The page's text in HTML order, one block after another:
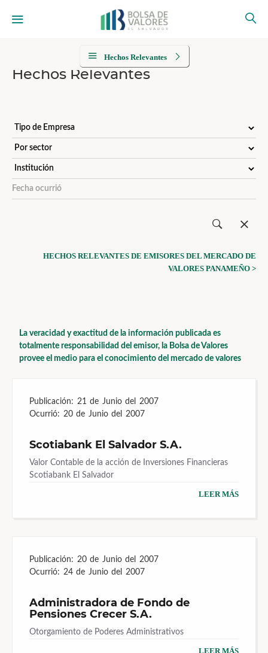
Hechos Relevantes
Hechos Relevantes
HECHOS RELEVANTES DE EMISORES DEL MERCADO DE
VALORES PANAMEÑO >
La veracidad y exactitud de la información publicada es
totalmente responsabilidad del emisor, la Bolsa de Valores
provee el medio para el conocimiento del mercado de valores
Publicación: 21 de Junio del 2007
Ocurrió: 20 de Junio del 2007
Scotiabank El Salvador S.A.
Valor Contable de la acción de Inversiones Financieras
Scotiabank El Salvador
LEER MÁS
Publicación: 20 de Junio del 2007
Ocurrió: 24 de Junio del 2007
Administradora de Fondo de
Pensiones Crecer S.A.
Otorgamiento de Poderes Administrativos
LEER MÁS